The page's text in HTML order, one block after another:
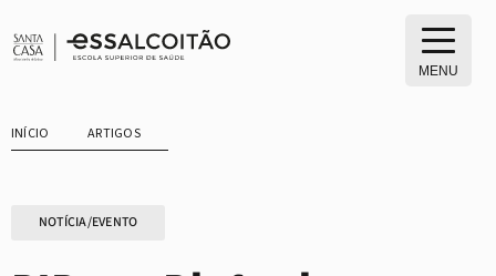
para
MENU
INÍCIO ARTIGOS
NOTÍCIA/EVENTO